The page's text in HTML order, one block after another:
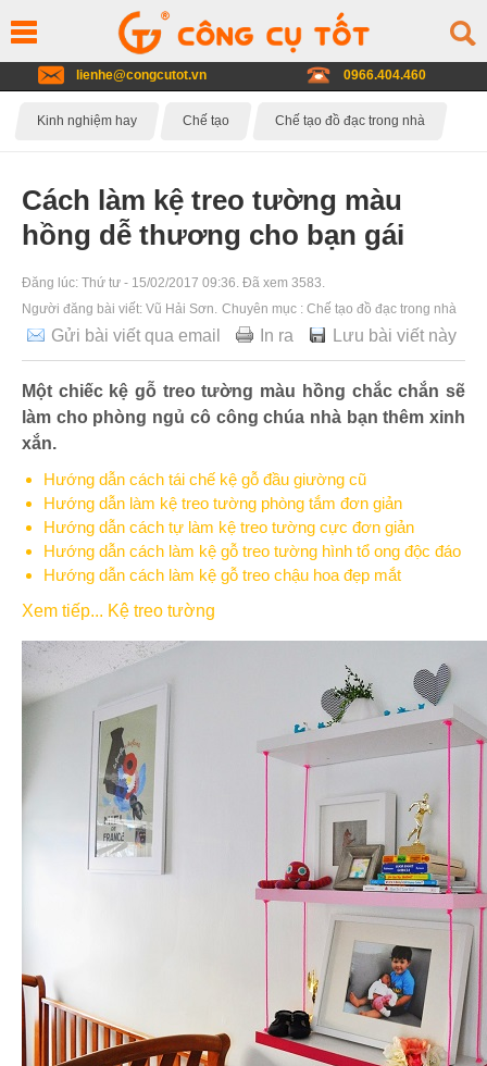
0966.404.460
lienhe@congcutot.vn
Kinh nghiệm hay Chế tạo Chế tạo đồ đạc trong nhà
Cách làm kệ treo tường màu
hồng dễ thương cho bạn gái
Đăng lúc: Thứ tư - 15/02/2017 09:36 . Đã xem 3583.
Người đăng bài viết: Vũ Hải Sơn Chuyên mục : Chế tạo đồ đạc trong nhà
Gửi bài viết qua email In ra Lưu bài viết này
Một chiếc kệ gỗ treo tường màu hồng chắc chắn sẽ
làm cho phòng ngủ cô công chúa nhà bạn thêm xinh
xắn.
Hướng dẫn cách tái chế kệ gỗ đầu giường cũ
Hướng dẫn làm kệ treo tường phòng tắm đơn giản
Hướng dẫn cách tự làm kệ treo tường cực đơn giản
Hướng dẫn cách làm kệ gỗ treo tường hình tổ ong độc đáo
Hướng dẫn cách làm kệ gỗ treo chậu hoa đẹp mắt
Xem tiếp... Kệ treo tường